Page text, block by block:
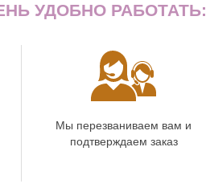
УДОБНО РАБОТАТЬ:
Мы перезваниваем вам и
подтверждаем заказ